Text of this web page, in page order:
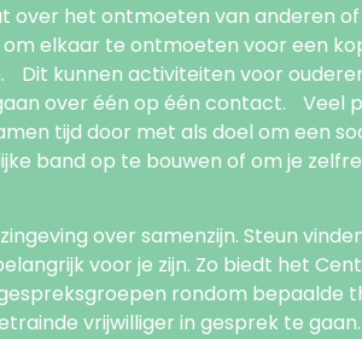
over het ontmoeten van anderen
elkaar te ontmoeten voor een
Dit kunnen activiteiten voor
over één op één contact. Veel
tijd door met als doel om een
band op te bouwen of om je
over samenzijn. Steun
voor je zijn. Zo biedt het
rondom bepaalde
vrijwilliger in gesprek te gaan.